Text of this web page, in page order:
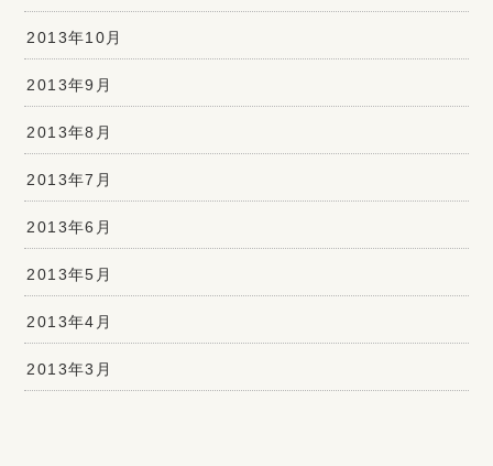
2013年10月
2013年9月
2013年8月
2013年7月
2013年6月
2013年5月
2013年4月
2013年3月